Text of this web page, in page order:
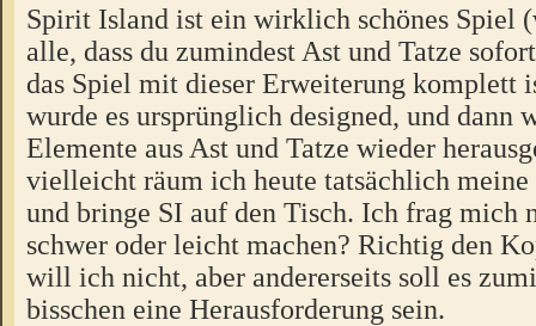
Spirit Island ist ein wirklich schönes Spiel
alle, dass du zumindest Ast und Tatze
das Spiel mit dieser Erweiterung komplett
wurde es ursprünglich designed, und dann
Elemente aus Ast und Tatze wieder
vielleicht räum ich heute tatsächlich meine
und bringe SI auf den Tisch. Ich frag mich
schwer oder leicht machen? Richtig den
will ich nicht, aber andererseits soll es
bisschen eine Herausforderung sein.